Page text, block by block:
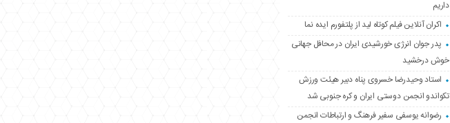
داریم
اکران آنلاین فیلم کوتاه لید از پلتفورم ایده نما
پدر جوان انرژی خورشیدی ایران در محافل جهانی
خوش درخشید
استاد وحیدرضا خسروی پناه دبیر هیئت ورزش
تکواندو انجمن دوستی ایران و کره جنوبی شد
رضوانه یوسفی سفیر فرهنگ و ارتباطات انجمن